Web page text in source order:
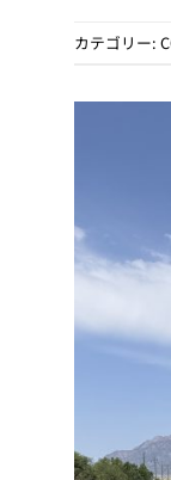
カテゴリー: